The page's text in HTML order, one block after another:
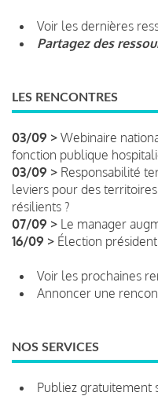
Voir les dernières
Partagez des
LES RENCONTRES
03/09 > Webinaire
fonction publique
03/09 > Responsabilité
leviers pour des
résilients ?
07/09 > Le manager
16/09 > Élection
Voir les prochaines
Annoncer une
NOS SERVICES
Publiez gratuitement